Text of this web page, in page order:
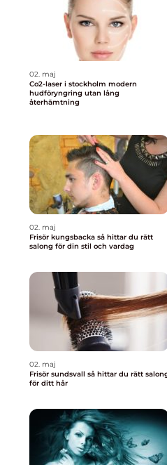
02. maj
Co2-laser i stockholm modern
hudföryngring utan lång
återhämtning
02. maj
Frisör kungsbacka så hittar du rätt
salong för din stil och vardag
02. maj
Frisör sundsvall så hittar du rätt salong
för ditt hår